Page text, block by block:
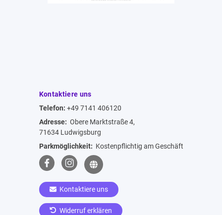
Kontaktiere uns
Telefon: +49 7141 406120
Adresse: Obere Marktstraße 4,
71634 Ludwigsburg
Parkmöglichkeit: Kostenpflichtig am Geschäft
Kontaktiere uns
Widerruf erklären